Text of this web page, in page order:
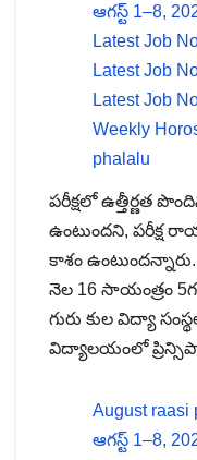
ఆగస్ట్ 1–8,
Latest Job
Latest Job
Latest Job
Weekly
phalalu
పరీక్షలో ఉత్తీర్ణత
ఉంటుందని, పరీక్ష
కాశం
నెల 16 సాయంత్రం
గురు కుల విద్యా
విద్యాలయంలో
August
ఆగస్ట్ 1–8,